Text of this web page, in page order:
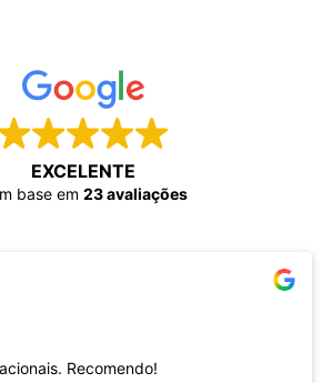
EXCELENTE
base em 23 avaliações
Recomendo!